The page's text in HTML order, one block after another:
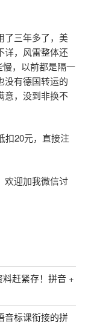
了三年多了，美
详，风雷整体还
，以前都是隔一
没有德国转运的
意，没到非换不
扣20元，直接注
欢迎加我微信讨
赶紧存！拼音 +
音标课衔接的拼